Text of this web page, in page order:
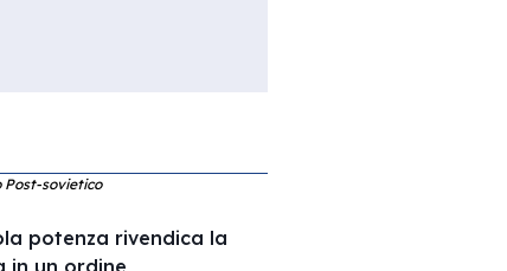
Post-sovietico
potenza rivendica la
in un ordine